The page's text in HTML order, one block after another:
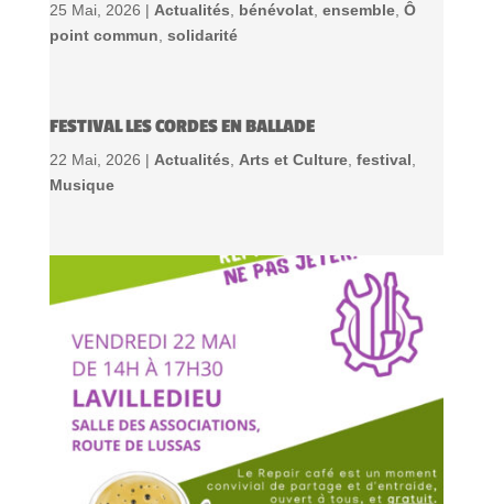
25 Mai, 2026 | Actualités bénévolat, ensemble, Ô
point commun solidarité
FESTIVAL LES CORDES EN BALLADE
22 Mai, 2026 | Actualités Arts et Culture, festival
Musique